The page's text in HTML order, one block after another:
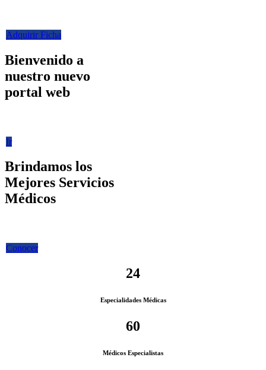
Adquirir Ficha
Bienvenido a
nuestro nuevo
portal web
Ir
Brindamos los
Mejores Servicios
Médicos
Conocer
24
Especialidades Médicas
60
Médicos Especialistas